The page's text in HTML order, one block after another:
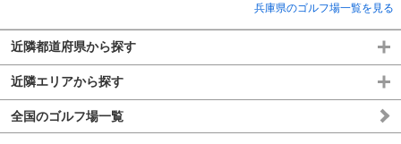
兵庫県のゴルフ場一覧を見る
近隣都道府県から探す
近隣エリアから探す
全国のゴルフ場一覧